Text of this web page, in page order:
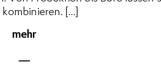
[…]
mehr